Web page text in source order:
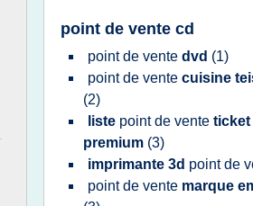
point de vente cd
pointde vente dvd (1)
pointde vente cuisine
(2)
liste pointde vente ticket
premium (3)
imprimante 3d pointde
pointde vente marque